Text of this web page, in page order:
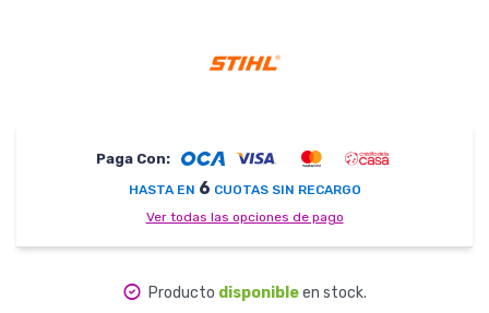
Paga Con:
HASTA EN 6 CUOTAS SIN RECARGO
Ver todas las opciones de pago
Producto disponibleen stock.
Herramientas
Belleza y Salud